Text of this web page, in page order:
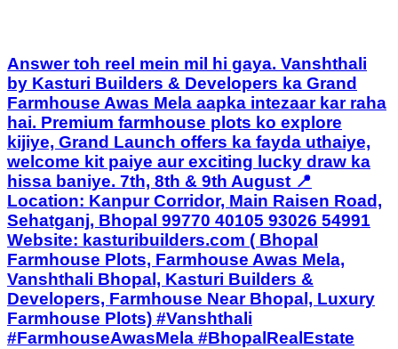
Answer toh reel mein mil hi gaya. Vanshthali
by Kasturi Builders & Developers ka Grand
Farmhouse Awas Mela aapka intezaar kar raha
hai. Premium farmhouse plots ko explore
kijiye, Grand Launch offers ka fayda uthaiye,
welcome kit paiye aur exciting lucky draw ka
hissa baniye. 7th, 8th & 9th August 📍
Location: Kanpur Corridor, Main Raisen Road,
Sehatganj, Bhopal 99770 40105 93026 54991
Website: kasturibuilders.com ( Bhopal
Farmhouse Plots, Farmhouse Awas Mela,
Vanshthali Bhopal, Kasturi Builders &
Developers, Farmhouse Near Bhopal, Luxury
Farmhouse Plots) #Vanshthali
#FarmhouseAwasMela #BhopalRealEstate